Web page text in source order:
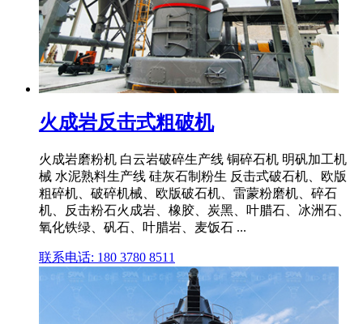
火成岩反击式粗破机
火成岩磨粉机 白云岩破碎生产线 铜碎石机 明矾加工机
械 水泥熟料生产线 硅灰石制粉生 反击式破石机、欧版
粗碎机、破碎机械、欧版破石机、雷蒙粉磨机、碎石
机、反击粉石火成岩、橡胶、炭黑、叶腊石、冰洲石、
氧化铁绿、矾石、叶腊岩、麦饭石 ...
联系电话: 180 3780 8511